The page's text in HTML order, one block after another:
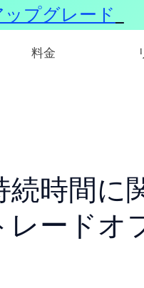
料金
時間に
ードオ
プグレード